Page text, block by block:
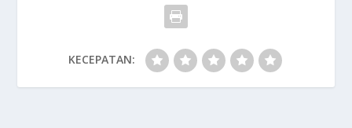
KECEPATAN: